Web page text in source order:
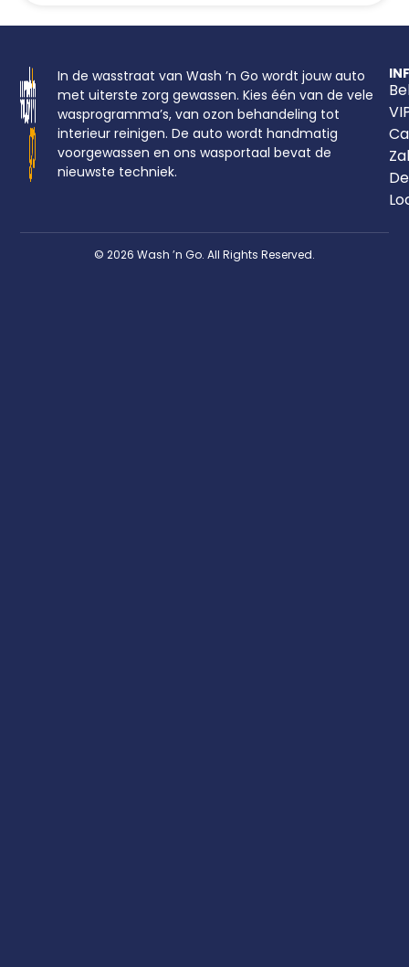
In de wasstraat van Wash ’n Go wordt jouw auto
met uiterste zorg gewassen. Kies één van de vele
wasprogramma’s, van ozon behandeling tot
interieur reinigen. De auto wordt handmatig
voorgewassen en ons wasportaal bevat de
nieuwste techniek.
© 2026 Wash ’n Go. All Rights Reserved.